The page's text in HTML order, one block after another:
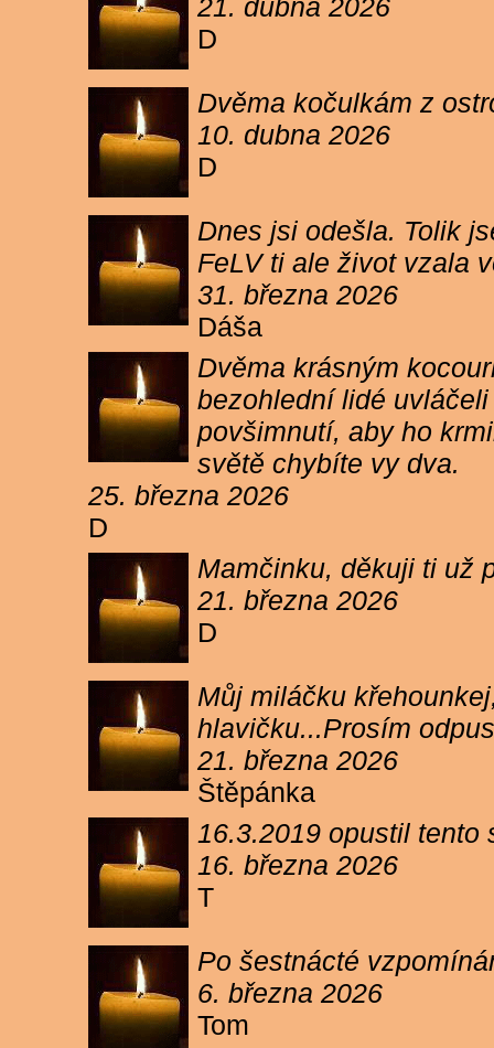
21. dubna 2026
D
Dvěma kočulkám z
10. dubna 2026
D
Dnes jsi odešla. Tolik
FeLV ti ale život vzala
31. března 2026
Dáša
Dvěma krásným
bezohlední lidé
povšimnutí, aby ho
světě chybíte vy dva.
25. března 2026
D
Mamčinku, děkuji ti už
21. března 2026
D
Můj miláčku
hlavičku...Prosím
21. března 2026
Štěpánka
16.3.2019 opustil
16. března 2026
T
Po šestnácté
6. března 2026
Tom